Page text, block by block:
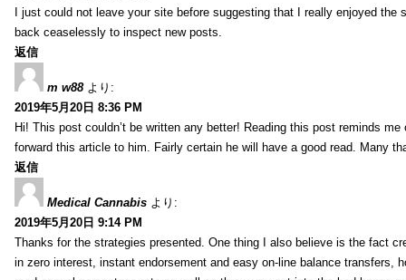
I just could not leave your site before suggesting that I really enjoyed
back ceaselessly to inspect new posts.
返信
m w88 より:
2019年5月20日 8:36 PM
Hi! This post couldn’t be written any better! Reading this post reminds
forward this article to him. Fairly certain he will have a good read. Many
返信
Medical Cannabis より:
2019年5月20日 9:14 PM
Thanks for the strategies presented. One thing I also believe is the fact
in zero interest, instant endorsement and easy on-line balance transfers,